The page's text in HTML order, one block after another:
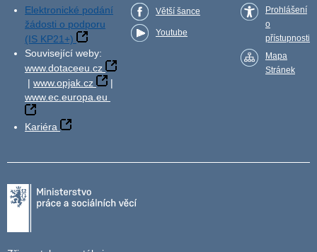
Elektronické podání
žádosti o podporu
(IS KP21+)
Související weby:
www.dotaceeu.cz
| www.opjak.cz
|
www.ec.europa.eu
Kariéra
Větší šance
Youtube
Prohlášení
o
přístupnosti
Mapa
Stránek